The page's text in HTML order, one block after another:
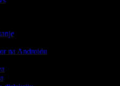
na Androidu